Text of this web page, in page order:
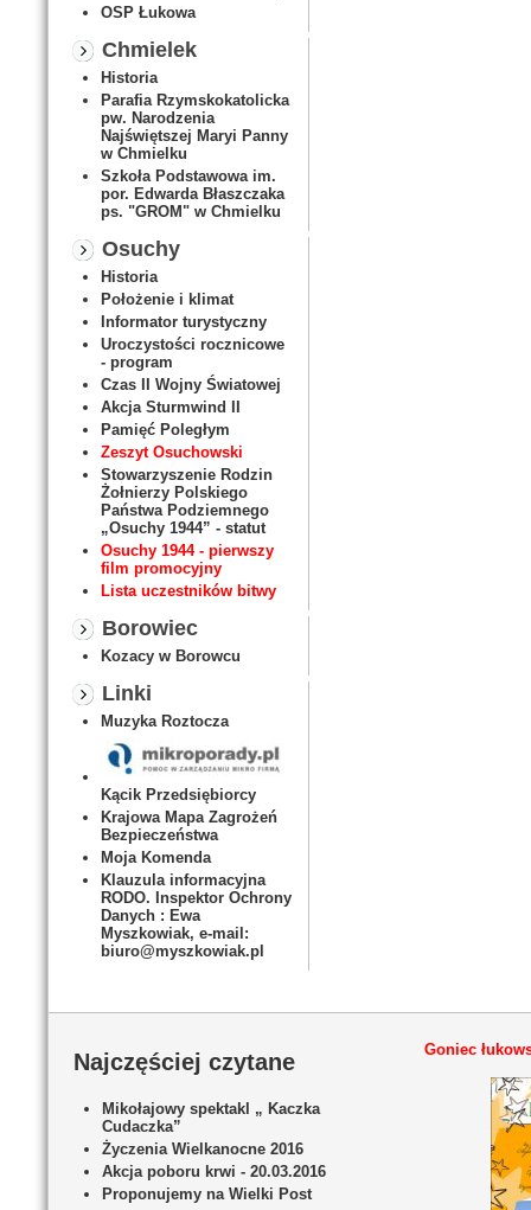
OSP Łukowa
Chmielek
Historia
Parafia Rzymskokatolicka
pw. Narodzenia
Najświętszej Maryi Panny
w Chmielku
Szkoła Podstawowa im.
por. Edwarda Błaszczaka
ps. "GROM" w Chmielku
Osuchy
Historia
Położenie i klimat
Informator turystyczny
Uroczystości rocznicowe
- program
Czas II Wojny Światowej
Akcja Sturmwind II
Pamięć Poległym
Zeszyt Osuchowski
Stowarzyszenie Rodzin
Żołnierzy Polskiego
Państwa Podziemnego
„Osuchy 1944” - statut
Osuchy 1944 - pierwszy
film promocyjny
Lista uczestników bitwy
Borowiec
Kozacy w Borowcu
Linki
Muzyka Roztocza
Kącik Przedsiębiorcy
Krajowa Mapa Zagrożeń
Bezpieczeństwa
Moja Komenda
Klauzula informacyjna
RODO. Inspektor Ochrony
Danych : Ewa
Myszkowiak, e-mail:
biuro@myszkowiak.pl
Najczęściej czytane
Mikołajowy spektakl „ Kaczka
Cudaczka”
Życzenia Wielkanocne 2016
Akcja poboru krwi - 20.03.2016
Proponujemy na Wielki Post
Goniec